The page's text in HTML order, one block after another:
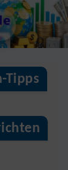
Tipps